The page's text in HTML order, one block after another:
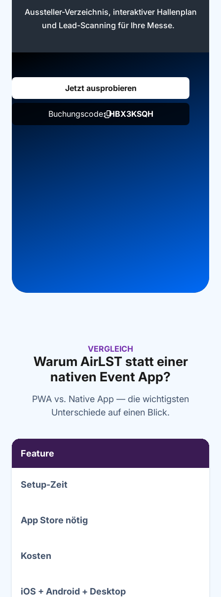
Aussteller-Verzeichnis, interaktiver Hallenplan
und Lead-Scanning für Ihre Messe.
Jetzt ausprobieren
Buchungscode:HBX3KSQH
VERGLEICH
Warum AirLST statt einer
nativen Event App?
PWA vs. Native App — die wichtigsten
Unterschiede auf einen Blick.
Feature
Setup-Zeit
App Store nötig
Kosten
iOS + Android + Desktop